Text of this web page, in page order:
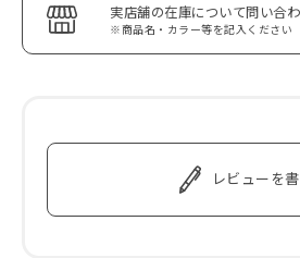
実店舗の在庫について問い合
※商品名・カラー等を記入ください
レビューを書